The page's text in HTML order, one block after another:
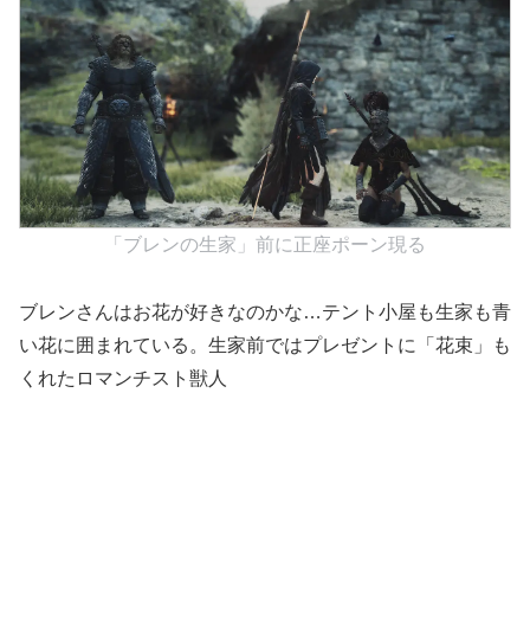
「ブレンの生家」前に正座ポーン現る
ブレンさんはお花が好きなのかな…テント小屋も生家も青
い花に囲まれている。生家前ではプレゼントに「花束」も
くれたロマンチスト獣人